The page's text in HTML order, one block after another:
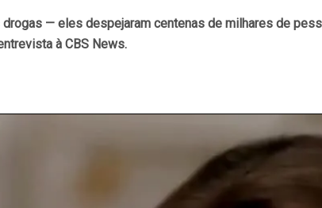
— eles despejaram centenas de milhares de
à CBS News.